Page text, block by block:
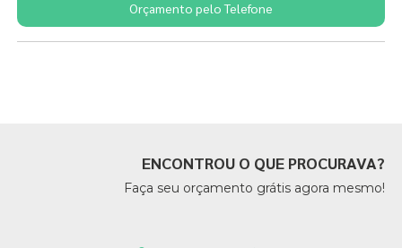
Orçamento pelo Telefone
ENCONTROU O QUE PROCURAVA?
Faça seu orçamento grátis agora mesmo!